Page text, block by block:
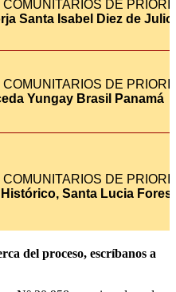
del proceso, escríbanos a